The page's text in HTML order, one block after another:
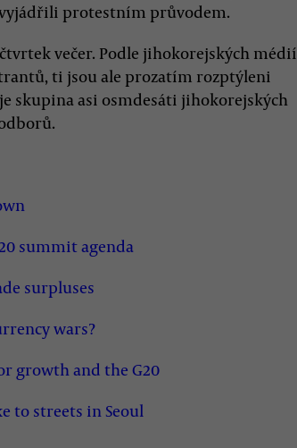
protestním průvodem.
večer. Podle jihokorejských médií
ti jsou ale prozatím rozptýleni
skupina asi osmdesáti jihokorejských
summit agenda
surpluses
wars?
growth and the G20
to streets in Seoul